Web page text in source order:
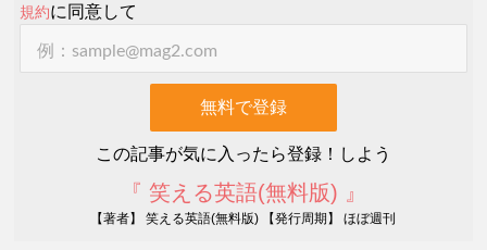
規約に同意して
この記事が気に入ったら登録！しよう
『 笑える英語(無料版) 』
【著者】 笑える英語(無料版) 【発行周期】 ほぼ週刊